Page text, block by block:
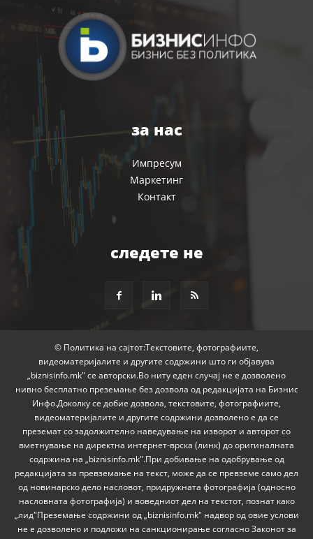
за нас
Импресум
Маркетинг
Контакт
следете не
© Политика на сајтот:Текстовите, фотографиите,
видеоматеријалите и другите содржини што ги објавува
„biznisinfo.mk" се авторски.Во ниту еден случај не е дозволено
нивно бесплатно преземање без дозвола од редакцијата на Бизнис
Инфо.Доколку се добие дозвола, текстовите, фотографиите,
видеоматеријалите и другите содржини дозволено е да се
преземат со задолжително наведување на изворот и авторот со
вметнување на директна интернет-врска (линк) до оригиналната
содржина на „biznisinfo.mk".При добивање на одобрување од
редакцијата за превземање на текст, може да се превземе само дел
од новинарско дело насловот, придружната фотографија (односно
насловната фотографија) и воведниот дел на текстот, познат како
„лид"Преземање содржини од „biznisinfo.mk" надвор од овие услови
не е дозволено и подложи на санкционирање согласно Законот за